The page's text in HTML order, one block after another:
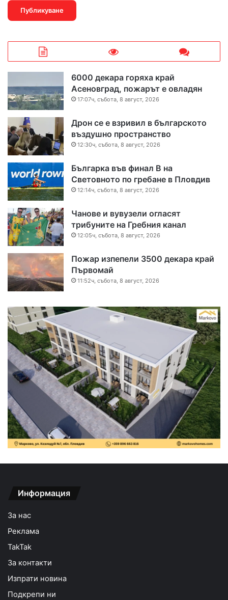
6000 декара горяха край
Асеновград, пожарът е овладян
17:07ч, събота, 8 август, 2026
Дрон се е взривил в българското
въздушно пространство
12:30ч, събота, 8 август, 2026
Българка във финал B на
Световното по гребане в Пловдив
12:14ч, събота, 8 август, 2026
Чанове и вувузели огласят
трибуните на Гребния канал
12:05ч, събота, 8 август, 2026
Пожар изпепели 3500 декара край
Първомай
11:52ч, събота, 8 август, 2026
Информация
За нас
Реклама
TakTak
За контакти
Изпрати новина
Подкрепи ни